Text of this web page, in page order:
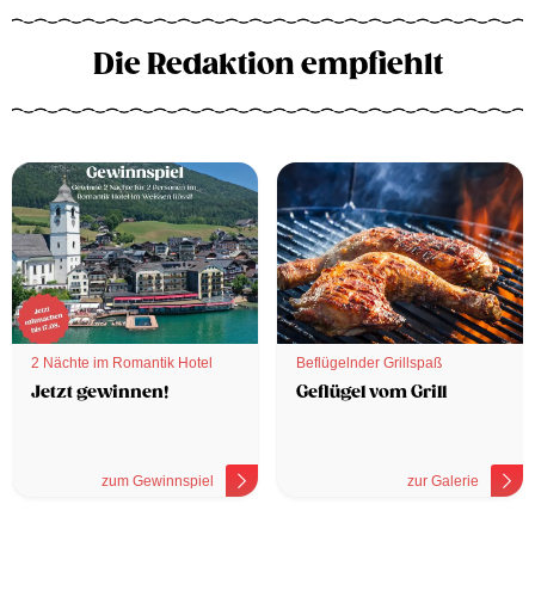
Die Redaktion empfiehlt
2 Nächte im Romantik Hotel
Jetzt gewinnen!
zum Gewinnspiel
Beflügelnder Grillspaß
Geflügel vom Grill
zur Galerie